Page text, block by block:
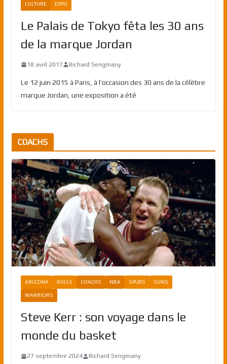
CULTURE EXPO
Le Palais de Tokyo fêta les 30 ans
de la marque Jordan
18 avril 2017 Richard Sengmany
Le 12 juin 2015 à Paris, à l’occasion des 30 ans de la célèbre
marque Jordan, une exposition a été
COACHS
ARIZONA BULLS COACHS NBA SPURS SUNS
WARRIORS
Steve Kerr : son voyage dans le
monde du basket
27 septembre 2024 Richard Sengmany